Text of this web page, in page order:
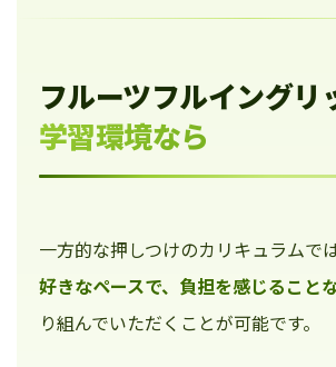
フルーツフルイングリ
学習環境なら
一方的な押しつけのカリキュラムで
好きなペースで、負担を感じること
り組んでいただくことが可能です。